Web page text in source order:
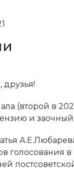
(второй в
и заочный
голосования